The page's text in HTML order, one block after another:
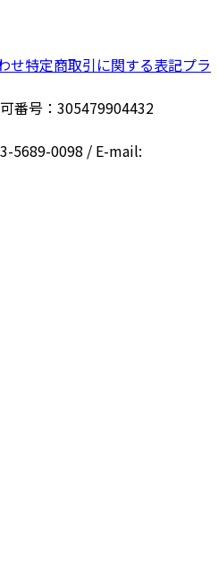
せ特定商取引に関する表記プラ
番号：305479904432
5689-0098 / E-mail: